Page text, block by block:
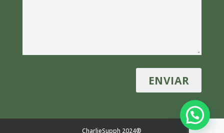
CharlieSupph 2024®